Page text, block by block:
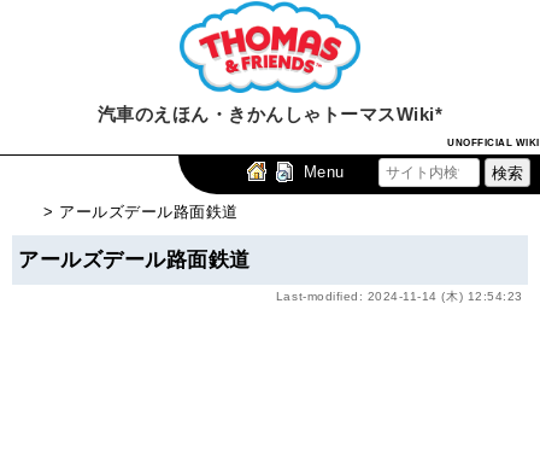
汽車のえほん・きかんしゃトーマスWiki*
UNOFFICIAL WIKI
Menu
> アールズデール路面鉄道
アールズデール路面鉄道
Last-modified: 2024-11-14 (木) 12:54:23